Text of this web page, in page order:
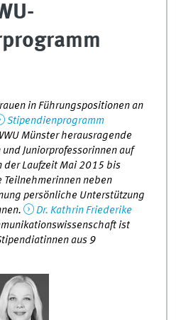
in Führungspositionen an
Stipendienprogramm
Münster herausragende
Juniorprofessorinnen auf
der Laufzeit Mai 2015 bis
neben
persönliche Unterstützung
Dr. Kathrin Friederike
ist
aus 9